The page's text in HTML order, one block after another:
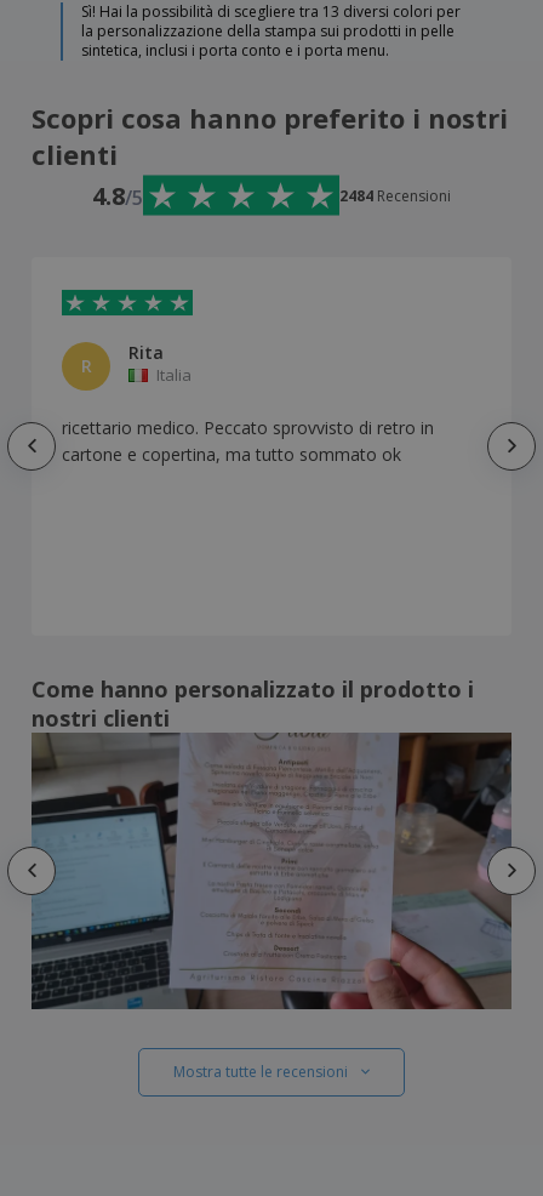
Sì! Hai la possibilità di scegliere tra 13 diversi colori per
la personalizzazione della stampa sui prodotti in pelle
sintetica, inclusi i porta conto e i porta menu.
Scopri cosa hanno preferito i nostri
clienti
4.8/5 2484 Recensioni
R
Rita
Italia
ricettario medico. Peccato sprovvisto di retro in
cartone e copertina, ma tutto sommato ok
Come hanno personalizzato il prodotto i
nostri clienti
Mostra tutte le recensioni